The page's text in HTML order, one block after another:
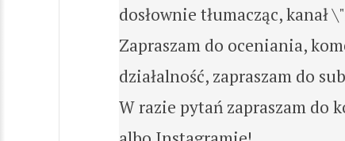
dosłownie tłumacząc, kanał
Zapraszam do oceniania,
działalność, zapraszam do
W razie pytań zapraszam do